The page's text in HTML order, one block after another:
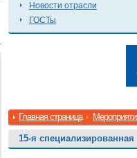
Новости отрасли
ГОСТы
Главная страница
15-я